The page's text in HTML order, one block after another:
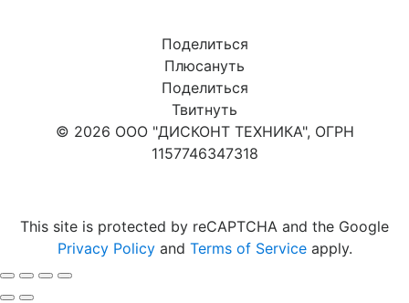
Поделиться
Плюсануть
Поделиться
Твитнуть
© 2026 ООО "ДИСКОНТ ТЕХНИКА", ОГРН
1157746347318
This site is protected by reCAPTCHA and the Google
Privacy Policyand Terms of Serviceapply.